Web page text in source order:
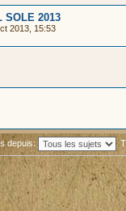
SOLE 2013
2013, 15:53
depuis: